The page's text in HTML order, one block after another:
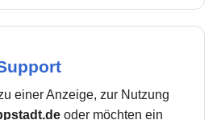
einer Anzeige, zur Nutzung
oder möchten ein